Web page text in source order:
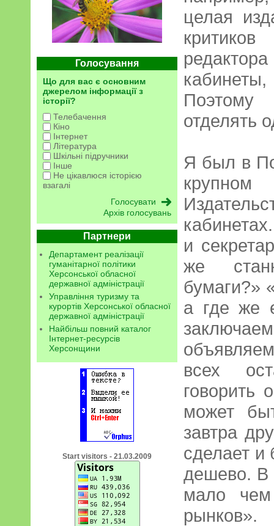
Голосування
Що для вас є основним
джерелом інформації з
історії?
Телебачення
Кіно
Інтернет
Література
Шкільні підручники
Інше
Не цікавлюся історією
взагалі
Архів голосувань
Партнери
Департамент реалізації
гуманітарної політики
Херсонської обласної
державної адміністрації
Управління туризму та
курортів Херсонської обласної
державної адміністрації
Найбільш повний каталог
Інтернет-ресурсів
Херсонщини
Start visitors - 21.03.2009
целая
отделять
Я был в
и
же
бумаги?»
а где же
всех
говорить
может
завтра
сделает и
дешево. В
мало чем
рынков».